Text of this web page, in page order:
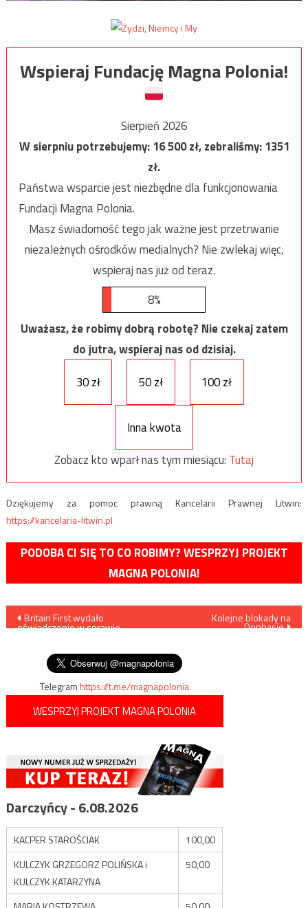
Wspieraj Fundację Magna Polonia!
Sierpień 2026
W sierpniu potrzebujemy:16 500zł, zebraliśmy:1351
zł.
Państwa wsparcie jest niezbędne dla funkcjonowania
Fundacji Magna Polonia.
Masz świadomość tego jak ważne jest przetrwanie
niezależnych ośrodków medialnych? Nie zwlekaj więc,
wspieraj nas już od teraz.
8%
Uważasz, że robimy dobrą robotę? Nie czekaj zatem
do jutra, wspieraj nas od dzisiaj.
30 zł
50 zł 100 zł
Inna kwota
Zobacz kto wparł nas tym miesiącu: Tutaj
Dziękujemy za pomoc prawną Kancelarii Prawnej Litwin:
https://kancelaria-litwin.pl
PODOBA CI SIĘ TO CO ROBIMY? WESPRZYJ PROJEKT
MAGNA POLONIA!
Nawigacja
Britain First wydało
oświadczenie w sprawie
Kolejne blokady na
Donbasie
Telegramhttps://t.me/magnapolonia
WESPRZYJ PROJEKT MAGNA POLONIA
Darczyńcy - 6.08.2026
KACPER STAROŚCIAK
100,00
KULCZYK GRZEGORZ POLIŃSKA i
KULCZYK KATARZYNA
50,00